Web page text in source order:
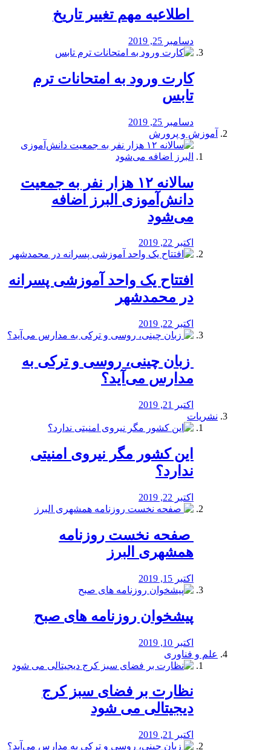
️ اطلاعیه مهم تغییر تاریخ
دسامبر 25, 2019
کارت ورود به امتحانات ترم
تابس
دسامبر 25, 2019
آموزش و پرورش
️سالانه ۱۲ هزار نفر به جمعیت
دانش‌آموزی البرز اضافه
می‌شود
اکتبر 22, 2019
افتتاح یک واحد آموزشی پسرانه
در محمدشهر
اکتبر 22, 2019
️ زبان چینی، روسی و ترکی به
مدارس می‌آید؟
اکتبر 21, 2019
نشریات
این کشور مگر نیروی امنیتی
ندارد؟
اکتبر 22, 2019
️ صفحه نخست روزنامه‌
همشهری البرز
اکتبر 15, 2019
پیشخوان روزنامه های صبح
اکتبر 10, 2019
علم و فناوری
نظارت بر فضای سبز کرج
دیجیتالی می شود
اکتبر 21, 2019